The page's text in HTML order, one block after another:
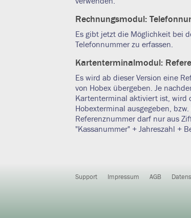
Rechnungsmodul:
Es gibt jetzt die Möglichkeit bei
Telefonnummer zu erfassen.
Kartenterminalmodul:
Es wird ab dieser Version eine
von Hobex übergeben. Je
Kartenterminal aktiviert ist, wird
Hobexterminal ausgegeben,
Referenznummer darf nur aus
"Kassanummer" + Jahreszahl +
Support Impressum AGB